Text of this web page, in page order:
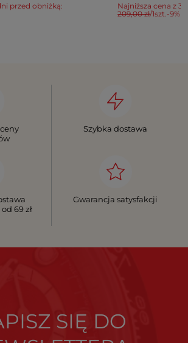
przed obniżką:
Najniższa cena z
209,00 zł/1szt.-9%
Szybka dostawa
69 zł
Gwarancja satysfakcji
SIĘ DO